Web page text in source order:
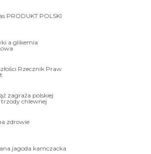
PRODUKT POLSKI
a glikemia
Rzecznik Praw
zagraża polskiej
chlewnej
zdrowie
jagoda kamczacka